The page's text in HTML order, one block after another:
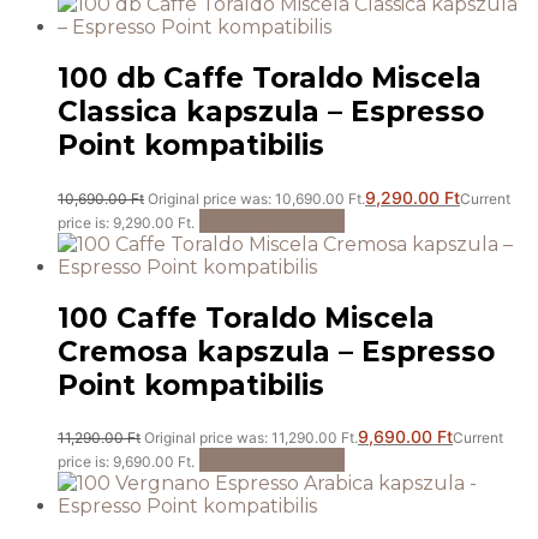
100 db Caffe Toraldo Miscela
Classica kapszula – Espresso
Point kompatibilis
10,690.00Ft Original price was: 10,690.00 Ft.9,290.00 FtCurrent
price is: 9,290.00 Ft.
100 Caffe Toraldo Miscela
Cremosa kapszula – Espresso
Point kompatibilis
11,290.00Ft Original price was: 11,290.00 Ft.9,690.00 FtCurrent
price is: 9,690.00 Ft.